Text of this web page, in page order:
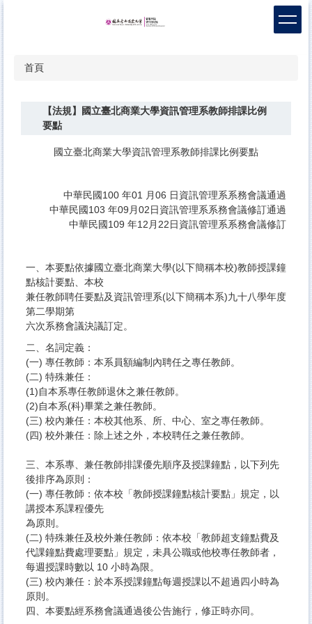
首頁
【法規】國立臺北商業大學資訊管理系教師排課比例
要點
國立臺北商業大學資訊管理系教師排課比例要點
中華民國100 年01 月06 日資訊管理系系務會議通過
中華民國103 年09月02日資訊管理系系務會議修訂通過
中華民國109 年12月22日資訊管理系系務會議修訂
一、本要點依據國立臺北商業大學(以下簡稱本校)教師授課鐘
點核計要點、本校
兼任教師聘任要點及資訊管理系(以下簡稱本系)九十八學年度
第二學期第
六次系務會議決議訂定。
二、名詞定義：
(一) 專任教師：本系員額編制內聘任之專任教師。
(二) 特殊兼任：
(1)自本系專任教師退休之兼任教師。
(2)自本系(科)畢業之兼任教師。
(三) 校內兼任：本校其他系、所、中心、室之專任教師。
(四) 校外兼任：除上述之外，本校聘任之兼任教師。
三、本系專、兼任教師排課優先順序及授課鐘點，以下列先
後排序為原則：
(一) 專任教師：依本校「教師授課鐘點核計要點」規定，以
講授本系課程優先
為原則。
(二) 特殊兼任及校外兼任教師：依本校「教師超支鐘點費及
代課鐘點費處理要點」規定，未具公職或他校專任教師者，
每週授課時數以 10 小時為限。
(三) 校內兼任：於本系授課鐘點每週授課以不超過四小時為
原則。
四、本要點經系務會議通過後公告施行，修正時亦同。